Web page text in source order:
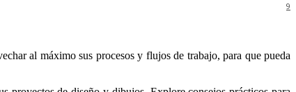
9
al máximo sus procesos y flujos de trabajo, para que pueda